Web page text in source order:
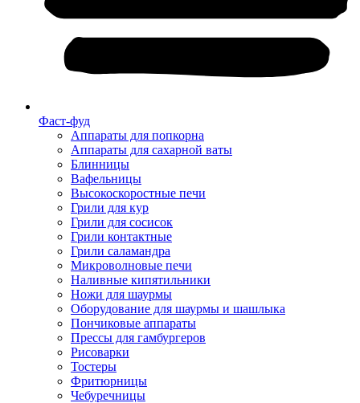
Фаст-фуд
Аппараты для попкорна
Аппараты для сахарной ваты
Блинницы
Вафельницы
Высокоскоростные печи
Грили для кур
Грили для сосисок
Грили контактные
Грили саламандра
Микроволновые печи
Наливные кипятильники
Ножи для шаурмы
Оборудование для шаурмы и шашлыка
Пончиковые аппараты
Прессы для гамбургеров
Рисоварки
Тостеры
Фритюрницы
Чебуречницы